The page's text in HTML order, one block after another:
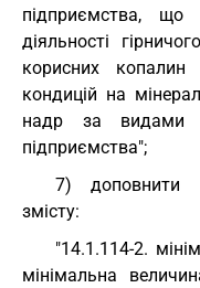
підприємства, що
діяльності
корисних
кондицій на
надр за видами
підприємства";
7) доповнити
змісту:
"14.1.114-2.
мінімальна